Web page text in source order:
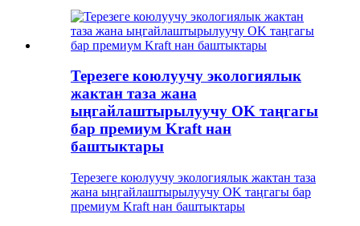
Терезеге коюлуучу экологиялык
жактан таза жана
ыңгайлаштырылуучу OK таңгагы
бар премиум Kraft нан
баштыктары
Терезеге коюлуучу экологиялык жактан таза
жана ыңгайлаштырылуучу OK таңгагы бар
премиум Kraft нан баштыктары